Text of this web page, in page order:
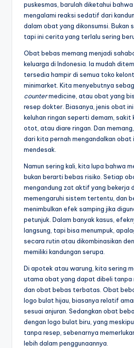
puskesmas, barulah diketahui
mengalami reaksi sedatif dari
dalam obat yang dikonsumsi. Bukan
tapi ini cerita yang terlalu sering
Obat bebas memang menjadi
keluarga di Indonesia. Ia mudah
tersedia hampir di semua toko
minimarket. Kita menyebutnya
countermedicine, atau obat yang
resep dokter. Biasanya, jenis obat
keluhan ringan seperti demam, sakit
otot, atau diare ringan. Dan
dari kita pernah mengandalkan obat
mendesak.
Namun sering kali, kita lupa bahwa
bukan berarti bebas risiko. Setiap
mengandung zat aktif yang bekerja
memengaruhi sistem tertentu, dan
menimbulkan efek samping jika
petunjuk. Dalam banyak kasus,
langsung, tapi bisa menumpuk,
secara rutin atau dikombinasikan
memiliki kandungan serupa.
Di apotek atau warung, kita sering
utama obat yang dapat dibeli tanpa
dan obat bebas terbatas. Obat
logo bulat hijau, biasanya relatif
sesuai anjuran. Sedangkan obat
dengan logo bulat biru, yang
tanpa resep, sebenarnya
lebih dalam penggunaannya.